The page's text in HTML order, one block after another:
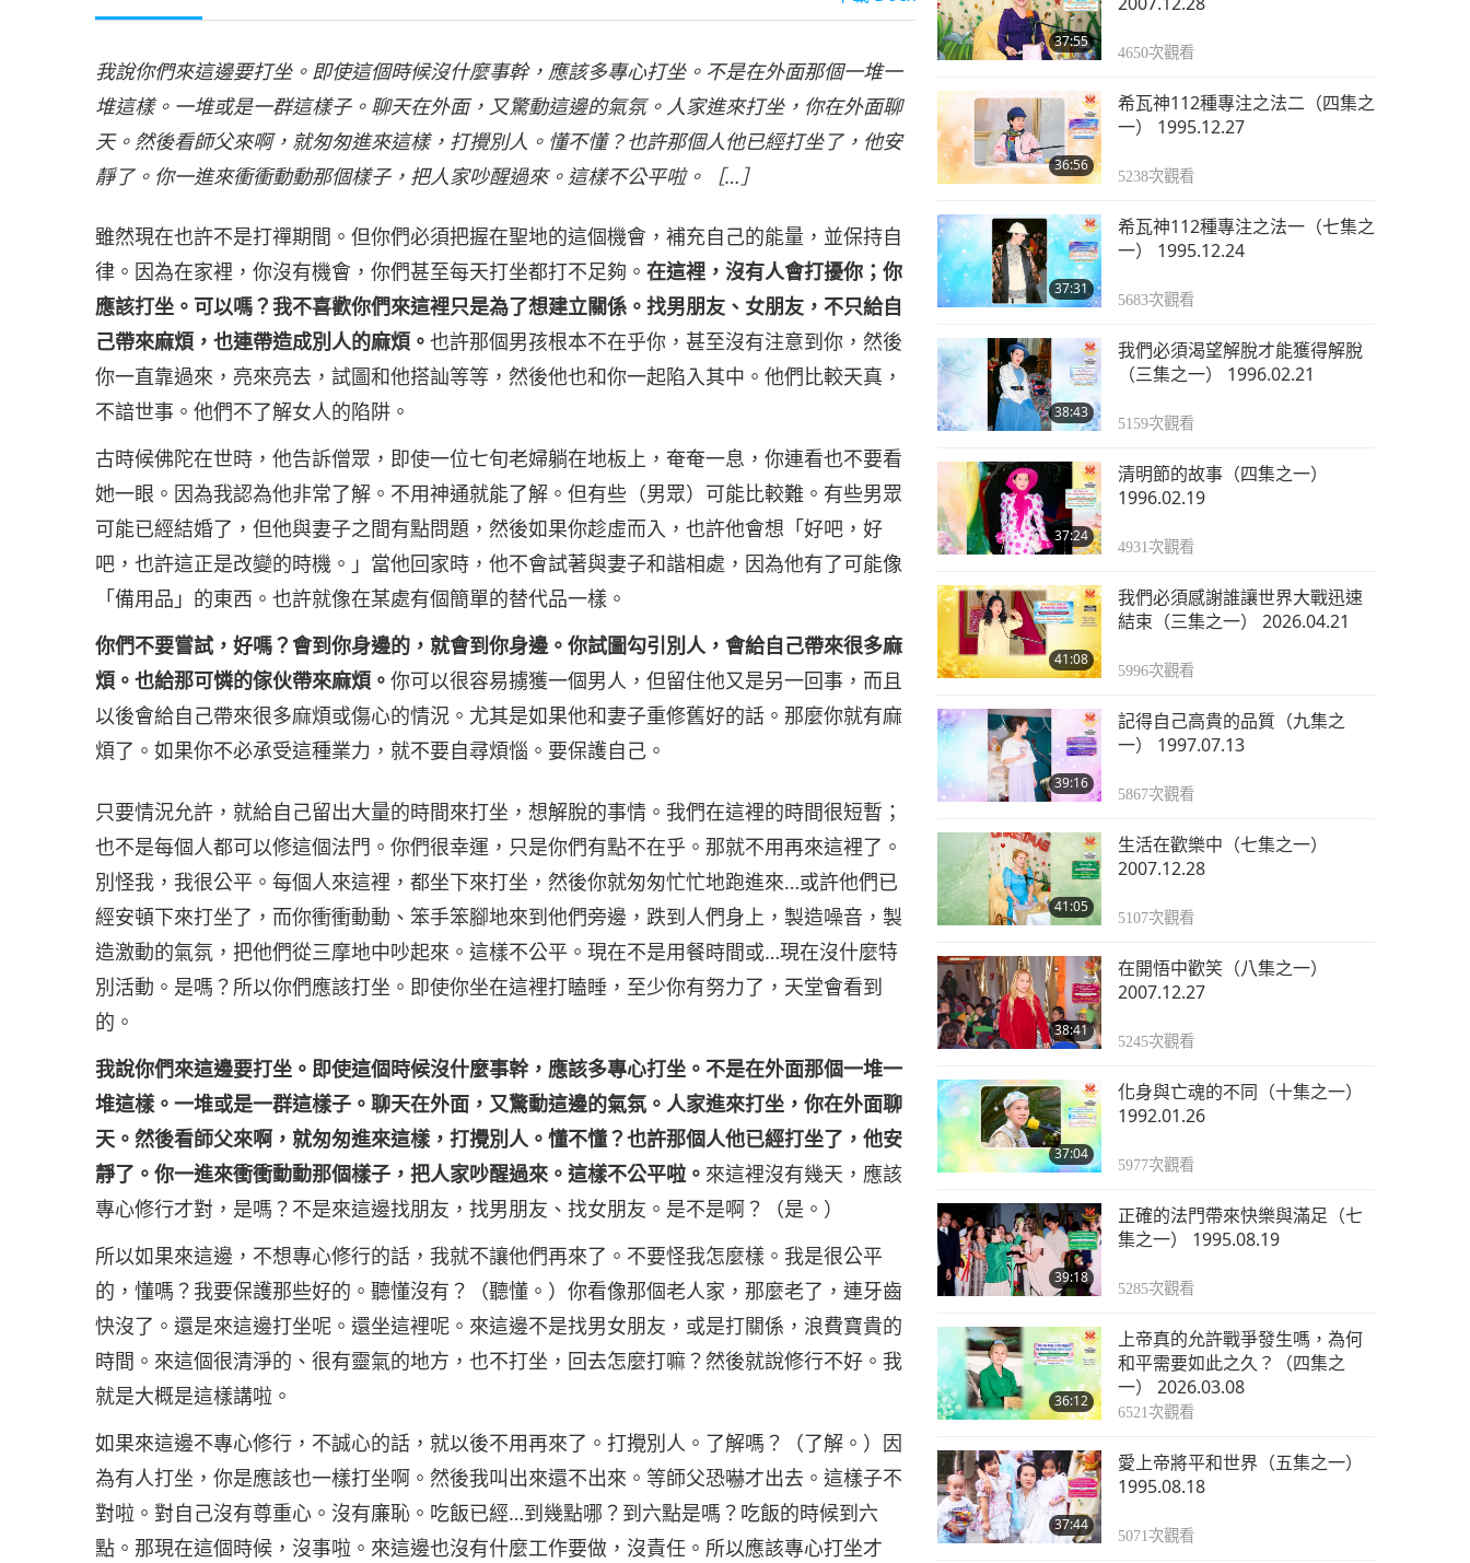
我說你們來這邊要打坐。即使這個時候沒什麼事幹，應該多專心打坐。不是在外面那個一堆一
堆這樣。一堆或是一群這樣子。聊天在外面，又驚動這邊的氣氛。人家進來打坐，你在外面聊
天。然後看師父來啊，就匆匆進來這樣，打攪別人。懂不懂？也許那個人他已經打坐了，他安
靜了。你一進來衝衝動動那個樣子，把人家吵醒過來。這樣不公平啦。［…］
雖然現在也許不是打禪期間。但你們必須把握在聖地的這個機會，補充自己的能量，並保持自
律。因為在家裡，你沒有機會，你們甚至每天打坐都打不足夠。在這裡，沒有人會打擾你；你
應該打坐。可以嗎？我不喜歡你們來這裡只是為了想建立關係。找男朋友、女朋友，不只給自
己帶來麻煩，也連帶造成別人的麻煩。也許那個男孩根本不在乎你，甚至沒有注意到你，然後
你一直靠過來，亮來亮去，試圖和他搭訕等等，然後他也和你一起陷入其中。他們比較天真，
不諳世事。他們不了解女人的陷阱。
古時候佛陀在世時，他告訴僧眾，即使一位七旬老婦躺在地板上，奄奄一息，你連看也不要看
她一眼。因為我認為他非常了解。不用神通就能了解。但有些（男眾）可能比較難。有些男眾
可能已經結婚了，但他與妻子之間有點問題，然後如果你趁虛而入，也許他會想「好吧，好
吧，也許這正是改變的時機。」當他回家時，他不會試著與妻子和諧相處，因為他有了可能像
「備用品」的東西。也許就像在某處有個簡單的替代品一樣。
你們不要嘗試，好嗎？會到你身邊的，就會到你身邊。你試圖勾引別人，會給自己帶來很多麻
煩。也給那可憐的傢伙帶來麻煩。你可以很容易擄獲一個男人，但留住他又是另一回事，而且
以後會給自己帶來很多麻煩或傷心的情況。尤其是如果他和妻子重修舊好的話。那麼你就有麻
煩了。如果你不必承受這種業力，就不要自尋煩惱。要保護自己。
只要情況允許，就給自己留出大量的時間來打坐，想解脫的事情。我們在這裡的時間很短暫；
也不是每個人都可以修這個法門。你們很幸運，只是你們有點不在乎。那就不用再來這裡了。
別怪我，我很公平。每個人來這裡，都坐下來打坐，然後你就匆匆忙忙地跑進來…或許他們已
經安頓下來打坐了，而你衝衝動動、笨手笨腳地來到他們旁邊，跌到人們身上，製造噪音，製
造激動的氣氛，把他們從三摩地中吵起來。這樣不公平。現在不是用餐時間或…現在沒什麼特
別活動。是嗎？所以你們應該打坐。即使你坐在這裡打瞌睡，至少你有努力了，天堂會看到
的。
我說你們來這邊要打坐。即使這個時候沒什麼事幹，應該多專心打坐。不是在外面那個一堆一
堆這樣。一堆或是一群這樣子。聊天在外面，又驚動這邊的氣氛。人家進來打坐，你在外面聊
天。然後看師父來啊，就匆匆進來這樣，打攪別人。懂不懂？也許那個人他已經打坐了，他安
靜了。你一進來衝衝動動那個樣子，把人家吵醒過來。這樣不公平啦。 來這裡沒有幾天，應該
專心修行才對，是嗎？不是來這邊找朋友，找男朋友、找女朋友。是不是啊？（是。）
所以如果來這邊，不想專心修行的話，我就不讓他們再來了。不要怪我怎麼樣。我是很公平
的，懂嗎？我要保護那些好的。聽懂沒有？（聽懂。）你看像那個老人家，那麼老了，連牙齒
快沒了。還是來這邊打坐呢。還坐這裡呢。來這邊不是找男女朋友，或是打關係，浪費寶貴的
時間。來這個很清淨的、很有靈氣的地方，也不打坐，回去怎麼打嘛？然後就說修行不好。我
就是大概是這樣講啦。
如果來這邊不專心修行，不誠心的話，就以後不用再來了。打攪別人。了解嗎？（了解。）因
為有人打坐，你是應該也一樣打坐啊。然後我叫出來還不出來。等師父恐嚇才出去。這樣子不
對啦。對自己沒有尊重心。沒有廉恥。吃飯已經…到幾點哪？到六點是嗎？吃飯的時候到六
點。那現在這個時候，沒事啦。來這邊也沒有什麼工作要做，沒責任。所以應該專心打坐才
5188次觀看
37:55
4650次觀看
36:56
希瓦神112種專注之法二（四集之
一） 1995.12.27
5238次觀看
37:31
希瓦神112種專注之法一（七集之
一） 1995.12.24
5683次觀看
38:43
我們必須渴望解脫才能獲得解脫
（三集之一） 1996.02.21
5159次觀看
37:24
清明節的故事（四集之一）
1996.02.19
4931次觀看
41:08
我們必須感謝誰讓世界大戰迅速
結束（三集之一） 2026.04.21
5996次觀看
39:16
記得自己高貴的品質（九集之
一） 1997.07.13
5867次觀看
41:05
生活在歡樂中（七集之一）
2007.12.28
5107次觀看
38:41
在開悟中歡笑（八集之一）
2007.12.27
5245次觀看
37:04
化身與亡魂的不同（十集之一）
1992.01.26
5977次觀看
39:18
正確的法門帶來快樂與滿足（七
集之一） 1995.08.19
5285次觀看
36:12
上帝真的允許戰爭發生嗎，為何
和平需要如此之久？（四集之
一） 2026.03.08
6521次觀看
37:44
愛上帝將平和世界（五集之一）
1995.08.18
5071次觀看